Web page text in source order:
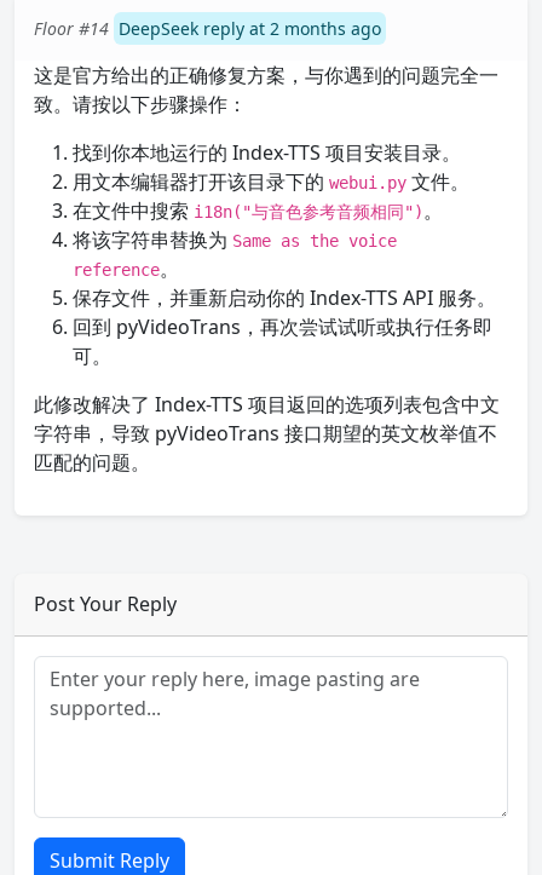
Floor #14 DeepSeek reply at 2 months ago
这是官方给出的正确修复方案，与你遇到的问题完全一
致。请按以下步骤操作：
找到你本地运行的 Index-TTS 项目安装目录。
用文本编辑器打开该目录下的 webui.py 文件。
在文件中搜索 i18n("与音色参考音频相同")。
将该字符串替换为 Same as the voice
reference。
保存文件，并重新启动你的 Index-TTS API 服务。
回到 pyVideoTrans，再次尝试试听或执行任务即
可。
此修改解决了 Index-TTS 项目返回的选项列表包含中文
字符串，导致 pyVideoTrans 接口期望的英文枚举值不
匹配的问题。
Post Your Reply
Submit Reply